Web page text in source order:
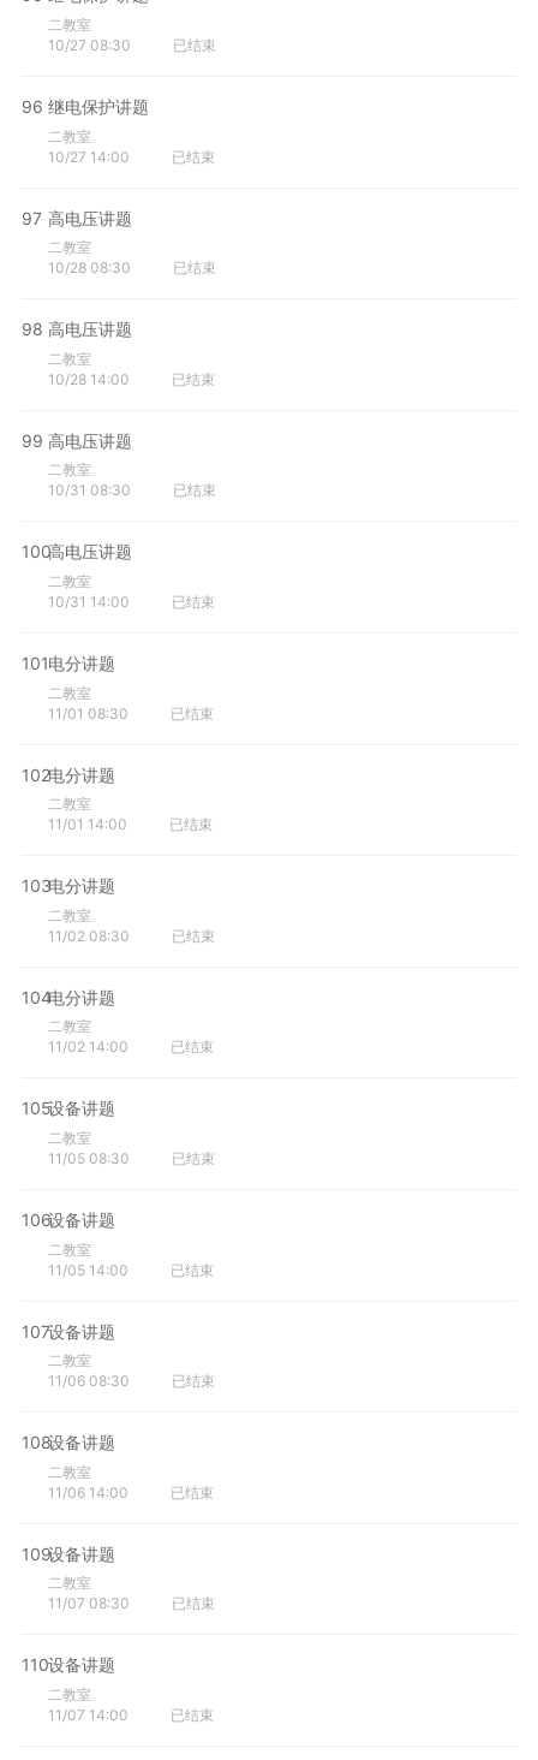
二教室
10/27 08:30
已结束
96 继电保护讲题
二教室
10/27 14:00
已结束
97 高电压讲题
二教室
10/28 08:30
已结束
98 高电压讲题
二教室
10/28 14:00
已结束
99 高电压讲题
二教室
10/31 08:30
已结束
100高电压讲题
二教室
10/31 14:00
已结束
101电分讲题
二教室
11/01 08:30
已结束
102电分讲题
二教室
11/01 14:00
已结束
103电分讲题
二教室
11/02 08:30
已结束
104电分讲题
二教室
11/02 14:00
已结束
105设备讲题
二教室
11/05 08:30
已结束
106设备讲题
二教室
11/05 14:00
已结束
107设备讲题
二教室
11/06 08:30
已结束
108设备讲题
二教室
11/06 14:00
已结束
109设备讲题
二教室
11/07 08:30
已结束
110设备讲题
二教室
11/07 14:00
已结束